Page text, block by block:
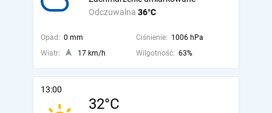
Odczuwalna 36°C
Opad: 0 mm Ciśnienie: 1006 hPa
Wiatr:
17 km/h Wilgotność: 63%
13:00
32°C